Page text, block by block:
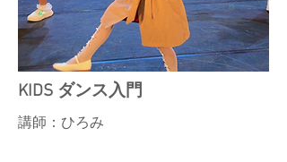
KIDS ダンス入門
講師：ひろみ